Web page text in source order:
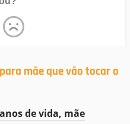
mãe que vão tocar o
de vida, mãe